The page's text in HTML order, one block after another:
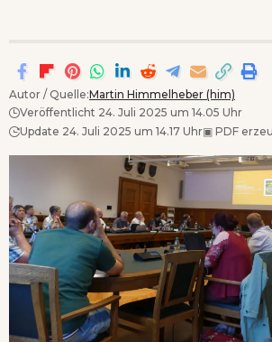
Autor / Quelle:Martin Himmelheber (him)
Veröffentlicht 24. Juli 2025 um 14.05 Uhr
Update 24. Juli 2025 um 14.17 Uhr▣ PDF